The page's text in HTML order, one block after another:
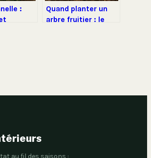
:
Quand planter un
arbre fruitier : le